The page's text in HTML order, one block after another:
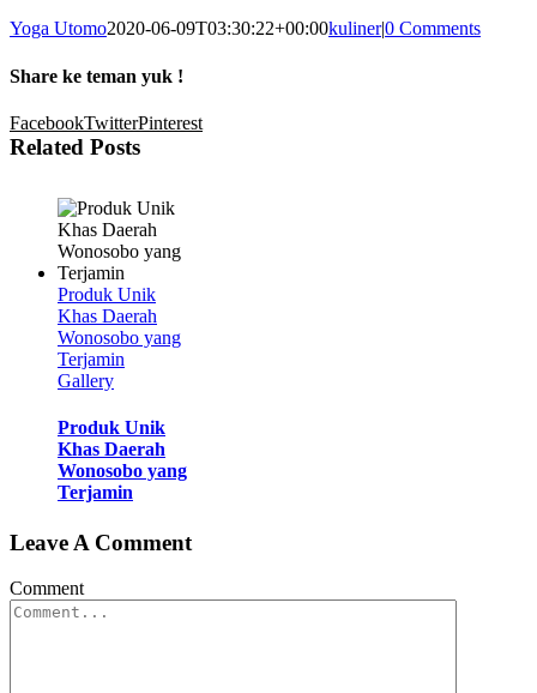
Yoga Utomo2020-06-09T03:30:22+00:00kuliner|0 Comments
Share ke teman yuk !
FacebookTwitterPinterest
Related Posts
Produk Unik
Khas Daerah
Wonosobo yang
Terjamin
Gallery
Produk Unik
Khas Daerah
Wonosobo yang
Terjamin
Leave A Comment
Comment